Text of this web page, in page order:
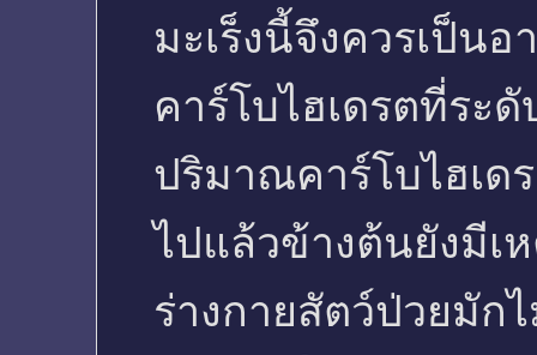
มะเร็งนี้จึงควรเป็น
คาร์โบไฮเดรตที่ระ
ปริมาณคาร์โบไฮเด
ไปแล้วข้างต้นยังมีเ
ร่างกายสัตว์ป่วยมั